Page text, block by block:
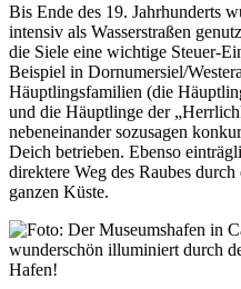
Bis Ende des 19. Jahrhunderts
intensiv als Wasserstraßen
die Siele eine wichtige Steuer-
Beispiel in Dornumersiel/
Häuptlingsfamilien (die
und die Häuptlinge der
nebeneinander sozusagen
Deich betrieben. Ebenso
direktere Weg des Raubes
ganzen Küste.